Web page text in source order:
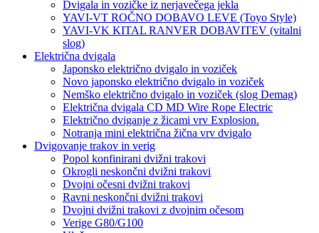
Dvigala in vozičke iz nerjavečega jekla
YAVI-VT ROČNO DOBAVO LEVE (Toyo Style)
YAVI-VK KITAL RANVER DOBAVITEV (vitalni
slog)
Električna dvigala
Japonsko električno dvigalo in voziček
Novo japonsko električno dvigalo in voziček
Nemško električno dvigalo in voziček (slog Demag)
Električna dvigala CD MD Wire Rope Electric
Električno dviganje z žicami vrv Explosion.
Notranja mini električna žična vrv dvigalo
Dvigovanje trakov in verig
Popol konfinirani dvižni trakovi
Okrogli neskončni dvižni trakovi
Dvojni očesni dvižni trakovi
Ravni neskončni dvižni trakovi
Dvojni dvižni trakovi z dvojnim očesom
Verige G80/G100